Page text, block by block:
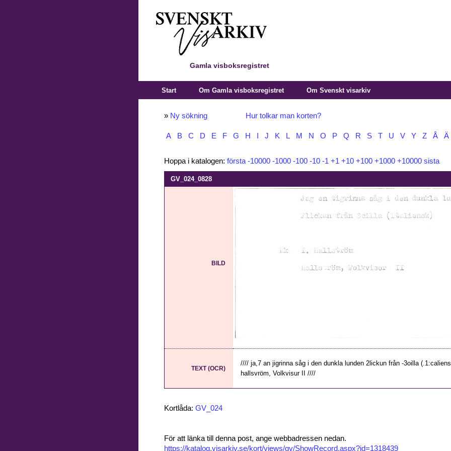
Gamla visboksregistret
Start Om Gamla visboksregistret Om Svenskt visarkiv
» Ny sökning Hur tolkar man korten?
A B C D E F G H J K L M N O P Q R S T U V Y Z Å Ä
Hoppa i katalogen: första -10000 -1000 -100 -10 -1 +1 +10 +100 +1000 +10000 sista
GV_024_0828
BILD
TEXT (OCR)
//// ja,7 an jigrinna såg i den dunkla lunden 2lickun från -3oilla
hallsvröm, Volkvisur II ////
Kortlåda: GV_024
För att länka till denna post, ange webbadressen nedan.
https://katalog.visarkiv.se/kort/views/gv/ShowRecord.aspx?id=1318439